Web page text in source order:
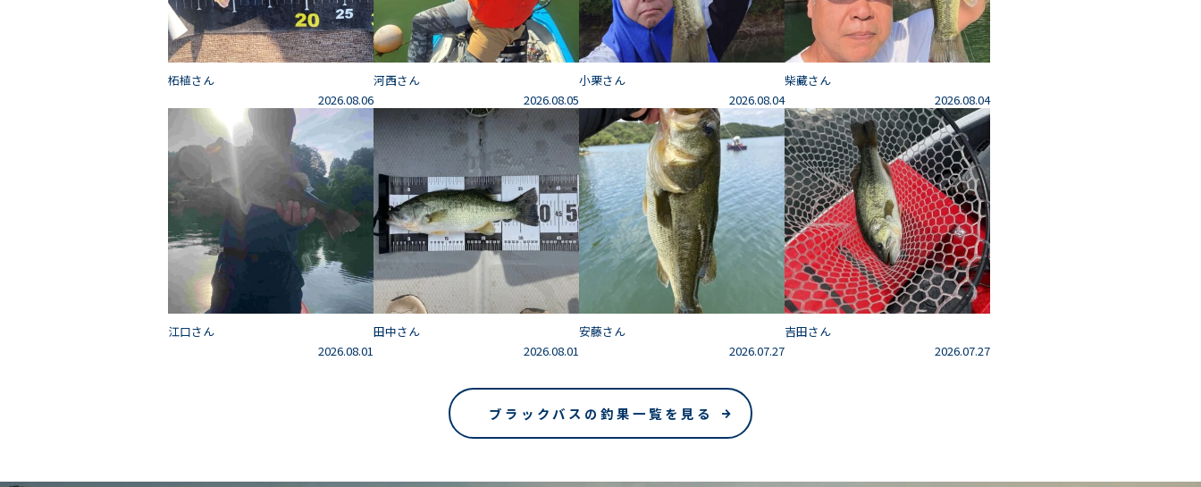
柘植さん
2026.08.06
河西さん
2026.08.05
小栗さん
2026.08.04
柴藏さん
2026.08.04
江口さん
2026.08.01
田中さん
2026.08.01
安藤さん
2026.07.27
吉田さん
2026.07.27
ブラックバスの釣果一覧を見る